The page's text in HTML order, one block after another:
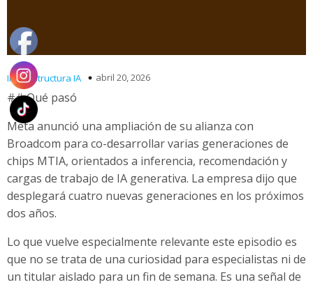
Infraestructura IA abril 20, 2026
## Qué pasó
Meta anunció una ampliación de su alianza con
Broadcom para co-desarrollar varias generaciones de
chips MTIA, orientados a inferencia, recomendación y
cargas de trabajo de IA generativa. La empresa dijo que
desplegará cuatro nuevas generaciones en los próximos
dos años.
Lo que vuelve especialmente relevante este episodio es
que no se trata de una curiosidad para especialistas ni de
un titular aislado para un fin de semana. Es una señal de